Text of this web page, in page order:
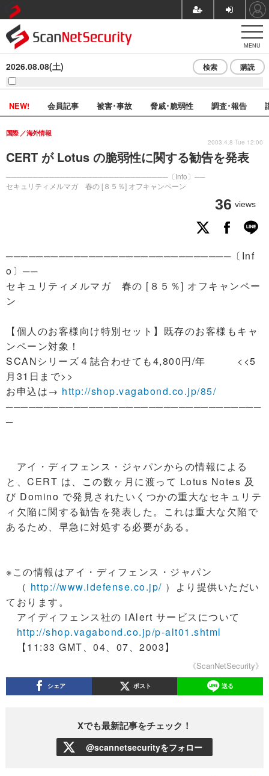
MENU
2026.08.08(土) 検索 購読
NEW! 会員記事 被害･事故 脅威･脆弱性 調査･報告
CERT が Lotus の脆弱性に関する勧告を発表
──────────────────────────────〔Info〕──
セキュリティメルマガ 春の [８５％] オフキャンペーン
国際 海外情報
36 views
2003.4.8 Tue 12:00
──────────────────────────────〔Inf
o〕──
セキュリティメルマガ 春の [８５％] オフキャンペー
ン
【個人のお客様向け特別セット】既存のお客様もキャ
ンペーン対象！
SCANシリーズ４誌合わせても4,800円/年 <<5
月31日まで>>
お申込は→ http://shop.vagabond.co.jp/85/
──────────────────────────────────
─
アイ・ディフェンス・ジャパンからの情報による
と、CERT は、この数ヶ月に渡って Lotus Notes 及
び Domino で発見されたいくつかの重大なセキュリテ
ィ欠陥に関する勧告を発表した。これは重大な欠陥で
あるため、早急に対処する必要がある。
※この情報はアイ・ディフェンス・ジャパン
（ http://www.idefense.co.jp/ ）より提供いただい
ております。
アイディフェンス社の iAlert サービスについて
http://shop.vagabond.co.jp/p-alt01.shtml
【11:33 GMT、04、07、2003】
《ScanNetSecurity》
シェア ポスト 送る
Xでも最新記事をチェック！
@scannetsecurityをフォロー